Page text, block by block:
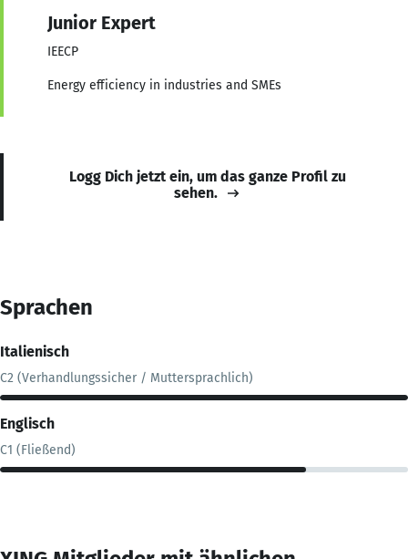
Junior Expert
IEECP
Energy efficiency in industries and SMEs
Logg Dich jetzt ein, um das ganze Profil zu
sehen.
Sprachen
Italienisch
C2 (Verhandlungssicher / Muttersprachlich)
Englisch
C1 (Fließend)